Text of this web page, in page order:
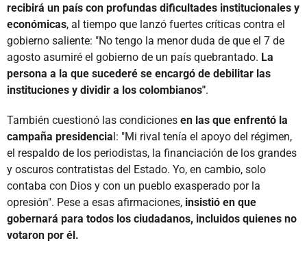
recibirá un país con profundas dificultades institucionales y
económicas, al tiempo que lanzó fuertes críticas contra el
gobierno saliente: "No tengo la menor duda de que el 7 de
agosto asumiré el gobierno de un país quebrantado. La
persona a la que sucederé se encargó de debilitar las
instituciones y dividir a los colombianos".
También cuestionó las condiciones en las que enfrentó la
campaña presidencial: "Mi rival tenía el apoyo del régimen,
el respaldo de los periodistas, la financiación de los grandes
y oscuros contratistas del Estado. Yo, en cambio, solo
contaba con Dios y con un pueblo exasperado por la
opresión". Pese a esas afirmaciones, insistió en que
gobernará para todos los ciudadanos, incluidos quienes no
votaron por él.